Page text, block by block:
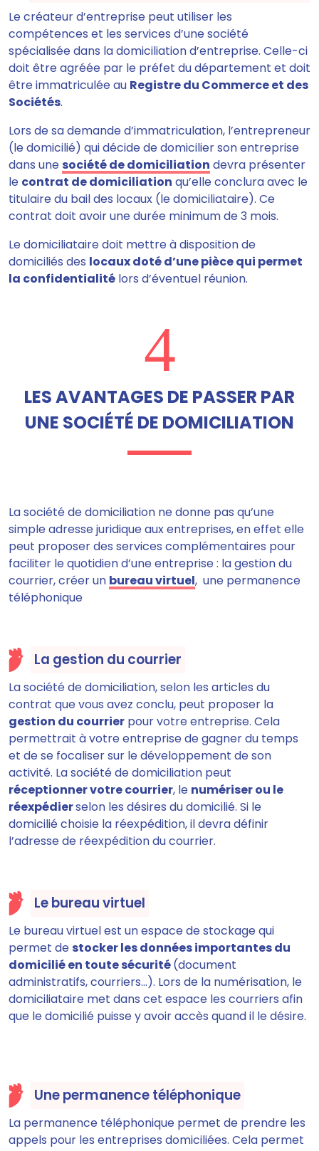
Le créateur d’entreprise peut utiliser les
compétences et les services d’une société
spécialisée dans la domiciliation d’entreprise. Celle-ci
doit être agréée par le préfet du département et doit
être immatriculée au Registre du Commerce et des
Sociétés.
Lors de sa demande d’immatriculation, l’entrepreneur
(le domicilié) qui décide de domicilier son entreprise
dans une société de domiciliation devra présenter
le contrat de domiciliation qu’elle conclura avec le
titulaire du bail des locaux (le domiciliataire). Ce
contrat doit avoir une durée minimum de 3 mois.
Le domiciliataire doit mettre à disposition de
domiciliés des locaux doté d’une pièce qui permet
la confidentialité lors d’éventuel réunion.
4
LES AVANTAGES DE PASSER PAR
UNE SOCIÉTÉ DE DOMICILIATION
La société de domiciliation ne donne pas qu’une
simple adresse juridique aux entreprises, en effet elle
peut proposer des services complémentaires pour
faciliter le quotidien d’une entreprise : la gestion du
courrier, créer un bureau virtuel, une permanence
téléphonique
La gestion du courrier
La société de domiciliation, selon les articles du
contrat que vous avez conclu, peut proposer la
gestion du courrier pour votre entreprise. Cela
permettrait à votre entreprise de gagner du temps
et de se focaliser sur le développement de son
activité. La société de domiciliation peut
réceptionner votre courrier, le numériser ou le
réexpédierselon les désires du domicilié. Si le
domicilié choisie la réexpédition, il devra définir
l’adresse de réexpédition du courrier.
Le bureau virtuel
Le bureau virtuel est un espace de stockage qui
permet de stocker les données importantes du
domicilié en toute sécurité(document
administratifs, courriers…). Lors de la numérisation, le
domiciliataire met dans cet espace les courriers afin
que le domicilié puisse y avoir accès quand il le désire.
Une permanence téléphonique
La permanence téléphonique permet de prendre les
appels pour les entreprises domiciliées. Cela permet